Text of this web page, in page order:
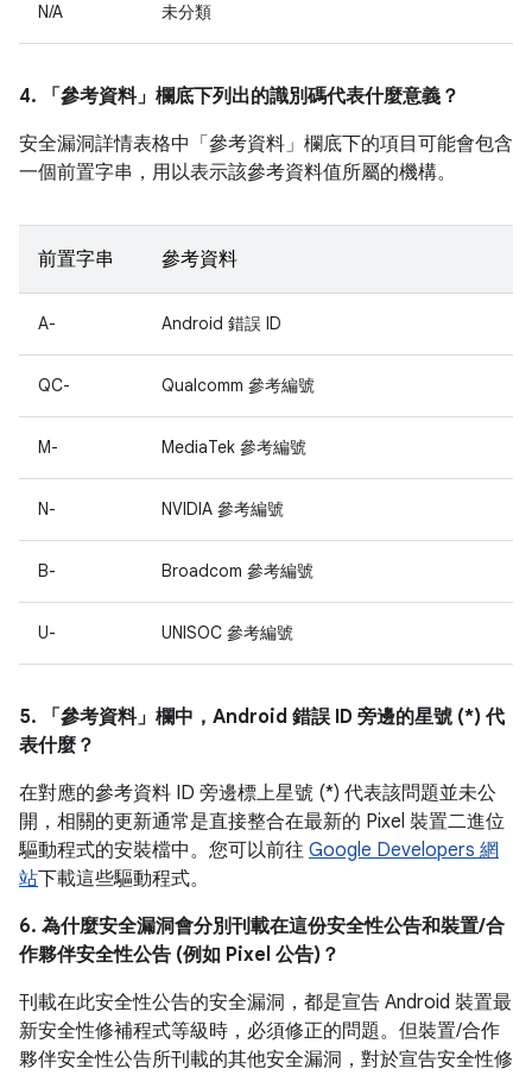
N/A 未分類
4. 「參考資料」 欄底下列出的識別碼代表什麼意義？
安全漏洞詳情表格中「參考資料」 欄底下的項目可能會包含
一個前置字串，用以表示該參考資料值所屬的機構。
前置字串 參考資料
A- Android 錯誤 ID
QC- Qualcomm 參考編號
M- MediaTek 參考編號
N- NVIDIA 參考編號
B- Broadcom 參考編號
U- UNISOC 參考編號
5. 「參考資料」 欄中，Android 錯誤 ID 旁邊的星號 (*) 代
表什麼？
在對應的參考資料 ID 旁邊標上星號 (*) 代表該問題並未公
開，相關的更新通常是直接整合在最新的 Pixel 裝置二進位
驅動程式的安裝檔中。您可以前往 Google Developers 網
站下載這些驅動程式。
6. 為什麼安全漏洞會分別刊載在這份安全性公告和裝置/合
作夥伴安全性公告 (例如 Pixel 公告)？
刊載在此安全性公告的安全漏洞，都是宣告 Android 裝置最
新安全性修補程式等級時，必須修正的問題。但裝置/合作
夥伴安全性公告所刊載的其他安全漏洞，對於宣告安全性修